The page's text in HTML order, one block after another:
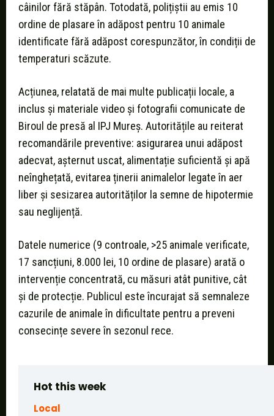
câinilor fără stăpân. Totodată, polițiștii au emis 10
ordine de plasare în adăpost pentru 10 animale
identificate fără adăpost corespunzător, în condiții de
temperaturi scăzute.
Acțiunea, relatată de mai multe publicații locale, a
inclus și materiale video și fotografii comunicate de
Biroul de presă al IPJ Mureș. Autoritățile au reiterat
recomandările preventive: asigurarea unui adăpost
adecvat, așternut uscat, alimentație suficientă și apă
neînghețată, evitarea ținerii animalelor legate în aer
liber și sesizarea autorităților la semne de hipotermie
sau neglijență.
Datele numerice (9 controale, >25 animale verificate,
17 sancțiuni, 8.000 lei, 10 ordine de plasare) arată o
intervenție concentrată, cu măsuri atât punitive, cât
și de protecție. Publicul este încurajat să semnaleze
cazurile de animale în dificultate pentru a preveni
consecințe severe în sezonul rece.
Hot this week
Local